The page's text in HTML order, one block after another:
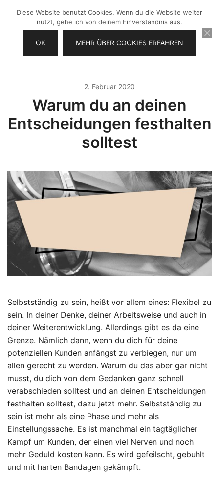
springen
2. Februar 2020
Warum du an deinen
Entscheidungen festhalten
solltest
Selbstständig zu sein, heißt vor allem eines: Flexibel zu
sein. In deiner Denke, deiner Arbeitsweise und auch in
deiner Weiterentwicklung. Allerdings gibt es da eine
Grenze. Nämlich dann, wenn du dich für deine
potenziellen Kunden anfängst zu verbiegen, nur um
allen gerecht zu werden. Warum du das aber gar nicht
musst, du dich von dem Gedanken ganz schnell
verabschieden solltest und an deinen Entscheidungen
festhalten solltest, dazu jetzt mehr. Selbstständig zu
sein ist mehr als eine Phase und mehr als
Einstellungssache. Es ist manchmal ein tagtäglicher
Kampf um Kunden, der einen viel Nerven und noch
mehr Geduld kosten kann. Es wird gefeilscht, gebuhlt
und mit harten Bandagen gekämpft.
Diese Website benutzt Cookies. Wenn du die Website weiter
nutzt, gehe ich von deinem Einverständnis aus.
OK MEHR ÜBER COOKIES ERFAHREN